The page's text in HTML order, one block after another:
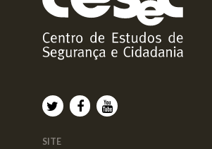
SITE